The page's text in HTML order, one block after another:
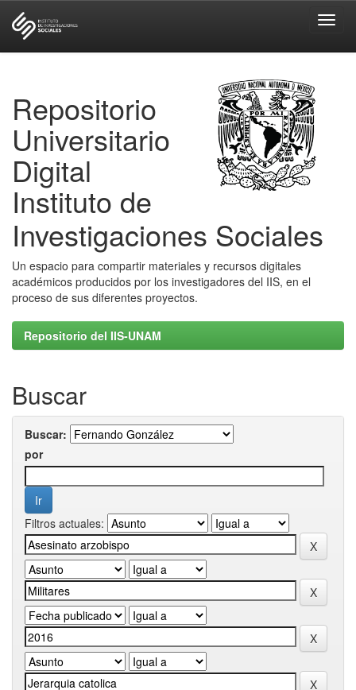
Repositorio
Universitario
Digital
Instituto de
Investigaciones Sociales
Un espacio para compartir materiales y recursos digitales
académicos producidos por los investigadores del IIS, en el
proceso de sus diferentes proyectos.
Repositorio del IIS-UNAM
Buscar
Buscar:
por
Filtros actuales: